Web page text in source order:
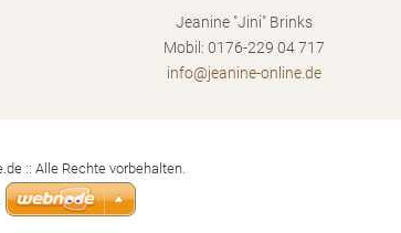
Jeanine "Jini" Brinks
Mobil: 0176-229 04 717
info@jeanine-onl ine.de
:: Alle Rechte vorbehalten.